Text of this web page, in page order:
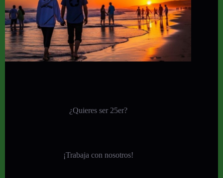
¿Quieres ser 25er?
¡Trabaja con nosotros!